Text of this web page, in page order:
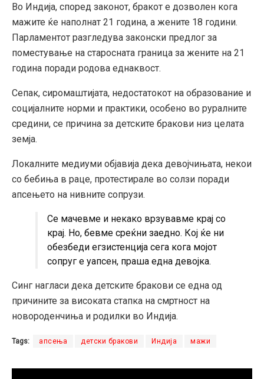
Во Индија, според законот, бракот е дозволен кога
мажите ќе наполнат 21 година, а жените 18 години.
Парламентот разгледува законски предлог за
поместување на старосната граница за жените на 21
година поради родова еднаквост.
Сепак, сиромаштијата, недостатокот на образование и
социјалните норми и практики, особено во руралните
средини, се причина за детските бракови низ целата
земја.
Локалните медиуми објавија дека девојчињата, некои
со бебиња в раце, протестирале во солзи поради
апсењето на нивните сопрузи.
Се мачевме и некако врзувавме крај со
крај. Но, бевме среќни заедно. Кој ќе ни
обезбеди егзистенција сега кога мојот
сопруг е уапсен, праша една девојка.
Синг нагласи дека детските бракови се една од
причините за високата стапка на смртност на
новороденчиња и родилки во Индија.
Tags: апсења детски бракови Индија мажи